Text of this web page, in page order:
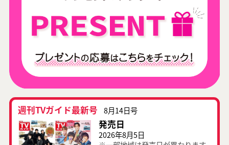
週刊TVガイド最新号 8月14日号
発売日
2026年8月5日